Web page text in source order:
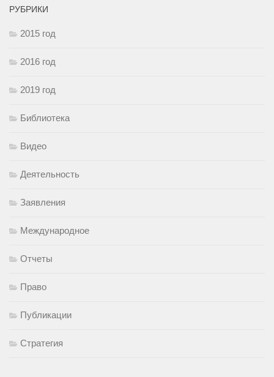
РУБРИКИ
2015 год
2016 год
2019 год
Библиотека
Видео
Деятельность
Заявления
Международное
Отчеты
Право
Публикации
Стратегия